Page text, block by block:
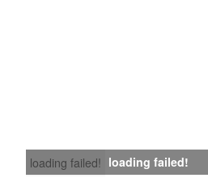
loading failed! loading failed!